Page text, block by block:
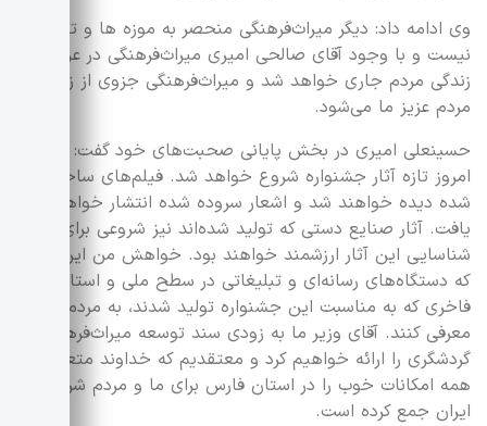
وی ادامه داد: دیگر میراث‌فرهنگی منحصر به موزه ها و تاریخ
نیست و با وجود آقای صالحی امیری میراث‌فرهنگی در عرصه
زندگی‌ مردم‌ جاری خواهد شد و میراث‌فرهنگی جزوی از زندگی
مردم عزیز ما می‌شود.
حسینعلی امیری در بخش پایانی صحبت‌های خود گفت: از
امروز تازه آثار جشنواره شروع خواهد شد. فیلم‌های ساخته
شده دیده خواهند شد و اشعار سروده شده انتشار خواهند
یافت. آثار صنایع دستی که تولید شده‌اند نیز شروعی برای
شناسایی این آثار ارزشمند خواهند بود. خواهش من این است
که دستگاه‌های رسانه‌ای و تبلیغاتی در سطح ملی و استانی آثار
فاخری که به مناسبت این جشنواره تولید شدند، به مردم
معرفی کنند‌. آقای وزیر ما به زودی سند توسعه میراث‌فرهنگی و
گردشگری را ارائه خواهیم کرد و معتقدیم که خداوند متعال
همه امکانات خوب را در استان فارس برای ما و مردم شریف
ایران جمع کرده است.